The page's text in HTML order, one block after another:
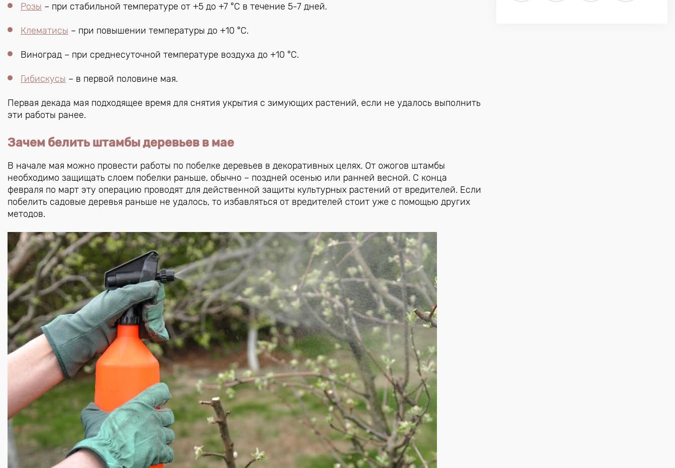
Розы – при стабильной температуре от +5 до +7 °C в течение 5-7 дней.
Клематисы – при повышении температуры до +10 °C.
Виноград – при среднесуточной температуре воздуха до +10 °C.
Гибискусы – в первой половине мая.
Первая декада мая подходящее время для снятия укрытия с зимующих растений, если не удалось выполнить
эти работы ранее.
Зачем белить штамбы деревьев в мае
В начале мая можно провести работы по побелке деревьев в декоративных целях. От ожогов штамбы
необходимо защищать слоем побелки раньше, обычно – поздней осенью или ранней весной. С конца
февраля по март эту операцию проводят для действенной защиты культурных растений от вредителей. Если
побелить садовые деревья раньше не удалось, то избавляться от вредителей стоит уже с помощью других
методов.